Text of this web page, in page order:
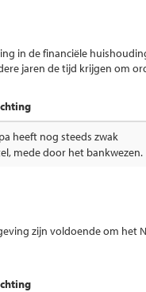
in de financiële
jaren de tijd krijgen om
heeft nog steeds zwak
mede door het bankwezen.
zijn voldoende om het